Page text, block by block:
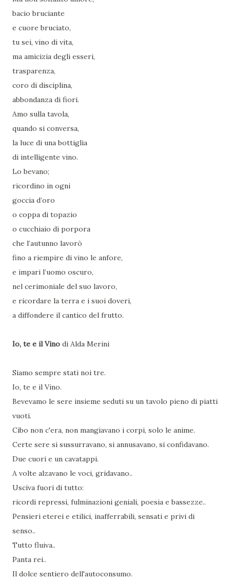
bacio bruciante
e cuore bruciato,
tu sei, vino di vita,
ma amicizia degli esseri,
trasparenza,
coro di disciplina,
abbondanza di fiori.
Amo sulla tavola,
quando si conversa,
la luce di una bottiglia
di intelligente vino.
Lo bevano;
ricordino in ogni
goccia d’oro
o coppa di topazio
o cucchiaio di porpora
che l’autunno lavorò
fino a riempire di vino le anfore,
e impari l’uomo oscuro,
nel cerimoniale del suo lavoro,
e ricordare la terra e i suoi doveri,
a diffondere il cantico del frutto.
Io, te e il Vino di Alda Merini
Siamo sempre stati noi tre.
Io, te e il Vino.
Bevevamo le sere insieme seduti su un tavolo pieno di piatti
vuoti.
Cibo non c'era, non mangiavano i corpi, solo le anime.
Certe sere si sussurravano, si annusavano, si confidavano.
Due cuori e un cavatappi.
A volte alzavano le voci, gridavano..
Usciva fuori di tutto:
ricordi repressi, fulminazioni geniali, poesia e bassezze..
Pensieri eterei e etilici, inafferrabili, sensati e privi di
senso..
Tutto fluiva..
Panta rei..
Il dolce sentiero dell'autoconsumo.